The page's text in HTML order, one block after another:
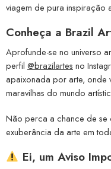
viagem de pura inspiração
Conheça a Brazil
Aprofunde-se no universo
perfil @brazilartes no
apaixonada por arte, onde
maravilhas do mundo
Não perca a chance de
exuberância da arte em
Ei, um Aviso